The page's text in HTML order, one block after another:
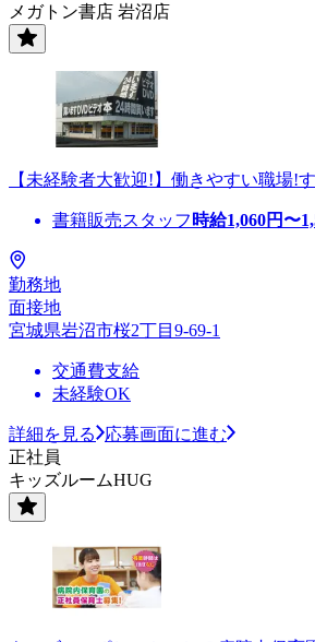
メガトン書店 岩沼店
【未経験者大歓迎!】働きやすい職場!
書籍販売スタッフ 時給1,060円〜
勤務地
面接地
宮城県岩沼市桜2丁目9-69-1
交通費支給
未経験OK
詳細を見る
応募画面に進む
正社員
キッズルームHUG